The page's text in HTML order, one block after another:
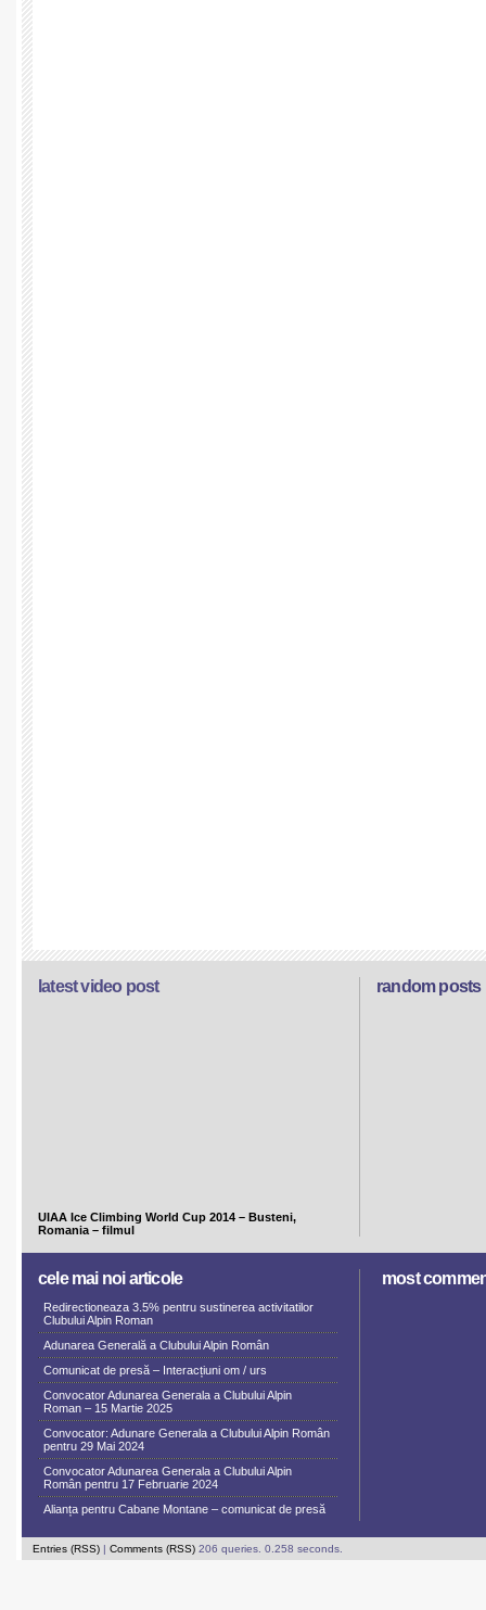
random posts
latest video post
UIAA Ice Climbing World Cup 2014 – Busteni,
Romania – filmul
cele mai noi articole
Redirectioneaza 3.5% pentru sustinerea activitatilor
Clubului Alpin Roman
Adunarea Generală a Clubului Alpin Român
Comunicat de presă – Interacțiuni om / urs
Convocator Adunarea Generala a Clubului Alpin
Roman – 15 Martie 2025
Convocator: Adunare Generala a Clubului Alpin Român
pentru 29 Mai 2024
Convocator Adunarea Generala a Clubului Alpin
Român pentru 17 Februarie 2024
Alianța pentru Cabane Montane – comunicat de presă
most
Entries (RSS) | Comments (RSS) 206 queries. 0.258 seconds.